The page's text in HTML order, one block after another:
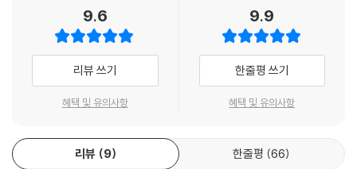
9.6
리뷰 쓰기
혜택 및 유의사항
9.9
한줄평 쓰기
혜택 및 유의사항
리뷰 9 한줄평 66